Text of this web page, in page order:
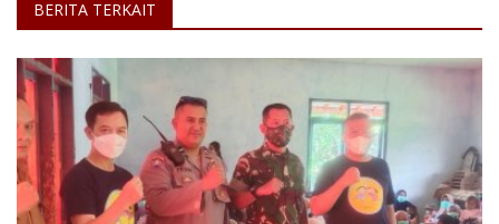
BERITA TERKAIT